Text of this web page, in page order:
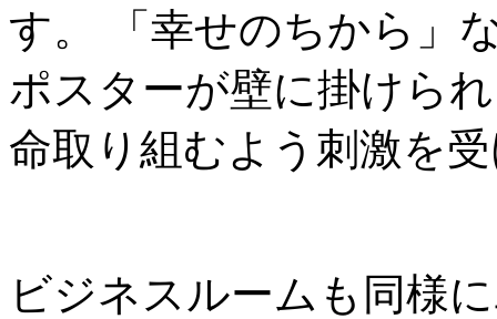
す。 「幸せのちから」
ポスターが壁に掛けら
命取り組むよう刺激を
ビジネスルームも同様